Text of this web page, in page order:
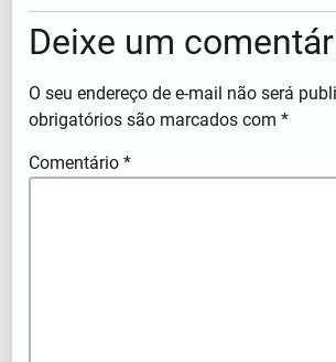
Deixe um
O seu endereço de e-mail não será
obrigatórios são marcados com*
Comentário*